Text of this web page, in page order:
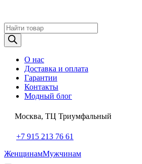
Поиск
товаров
О нас
Доставка и оплата
Гарантии
Контакты
Модный блог
Москва, ТЦ Триумфальный
+7 915 213 76 61
ЖенщинамМужчинам